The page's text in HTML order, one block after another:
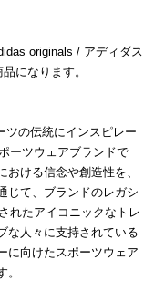
originals / アディダス
になります。
ツの伝統にインスピレー
ーツウェアブランドで
ける信念や創造性を、
じて、ブランドのレガシ
れたアイコニックなトレ
な人々に支持されている
に向けたスポーツウェア